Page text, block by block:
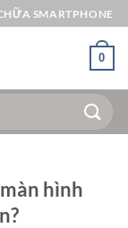
SMARTPHONE
0
hình